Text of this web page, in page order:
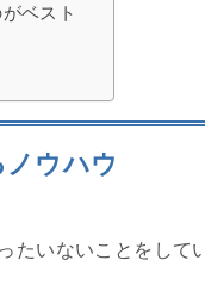
ベスト
ノウハウ
たいないことをして